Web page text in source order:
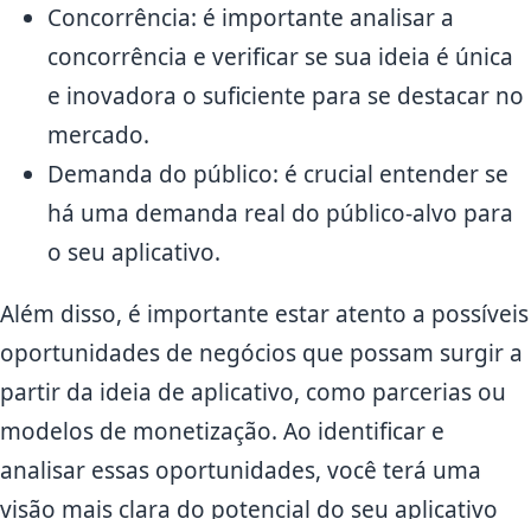
Concorrência: é importante analisar a
concorrência e verificar se sua ideia é única
e inovadora o suficiente para se destacar no
mercado.
Demanda do público: é crucial entender se
há uma demanda real do público-alvo para
o seu aplicativo.
Além disso, é importante estar atento a possíveis
oportunidades de negócios que possam surgir a
partir da ideia de aplicativo, como parcerias ou
modelos de monetização. Ao identificar e
analisar essas oportunidades, você terá uma
visão mais clara do potencial do seu aplicativo